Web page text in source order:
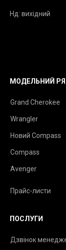
Нд: вихідний
МОДЕЛЬНИЙ
Grand Cherokee
Wrangler
Новий Compass
Compass
Avenger
Прайс-листи
ПОСЛУГИ
Дзвінок